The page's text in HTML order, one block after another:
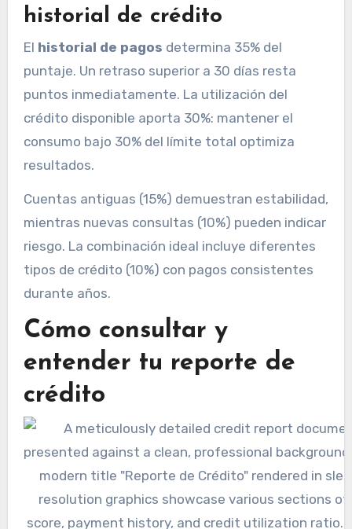
historial de crédito
El historial de pagos determina 35% del
puntaje. Un retraso superior a 30 días resta
puntos inmediatamente. La utilización del
crédito disponible aporta 30%: mantener el
consumo bajo 30% del límite total optimiza
resultados.
Cuentas antiguas (15%) demuestran estabilidad,
mientras nuevas consultas (10%) pueden indicar
riesgo. La combinación ideal incluye diferentes
tipos de crédito (10%) con pagos consistentes
durante años.
Cómo consultar y
entender tu reporte de
crédito